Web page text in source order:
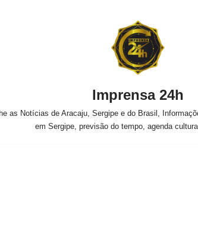
Imprensa 24h
as Notícias de Aracaju, Sergipe e do Brasil,
em Sergipe, previsão do tempo, agenda